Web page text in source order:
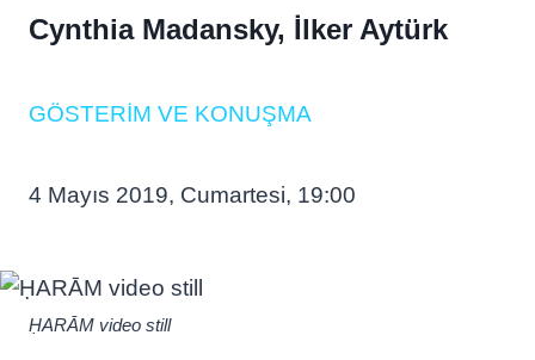
Cynthia Madansky, İlker Aytürk
GÖSTERIM VE KONUŞMA
4 Mayıs 2019, Cumartesi, 19:00
ḤARĀM video still